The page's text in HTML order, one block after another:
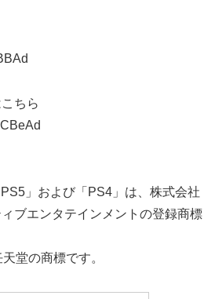
ちら
」および「PS4」は、株式会社
ブエンタテインメントの登録商標
堂の商標です。